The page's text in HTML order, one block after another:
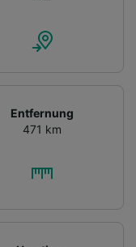
Entfernung
471 km